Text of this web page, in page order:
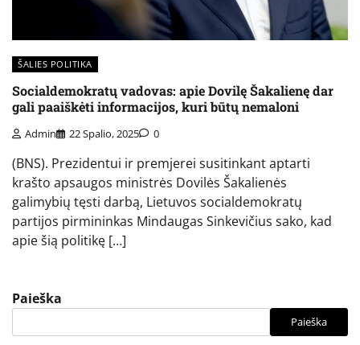
ŠALIES POLITIKA
Socialdemokratų vadovas: apie Dovilę Šakalienę dar
gali paaiškėti informacijos, kuri būtų nemaloni
Admin 22 Spalio, 2025 0
(BNS). Prezidentui ir premjerei susitinkant aptarti
krašto apsaugos ministrės Dovilės Šakalienės
galimybių tęsti darbą, Lietuvos socialdemokratų
partijos pirmininkas Mindaugas Sinkevičius sako, kad
apie šią politikę […]
Paieška
Paieška